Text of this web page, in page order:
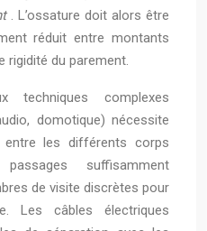
. L’ossature doit alors être
réduit entre montants
rigidité du parement.
techniques complexes
domotique) nécessite
entre les différents corps
suffisamment
de visite discrètes pour
Les câbles électriques